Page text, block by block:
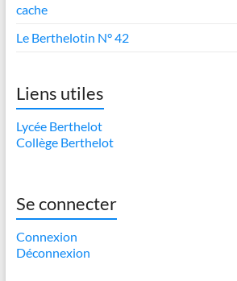
cache
Le Berthelotin N° 42
Liens utiles
Lycée Berthelot
Collège Berthelot
Se connecter
Connexion
Déconnexion